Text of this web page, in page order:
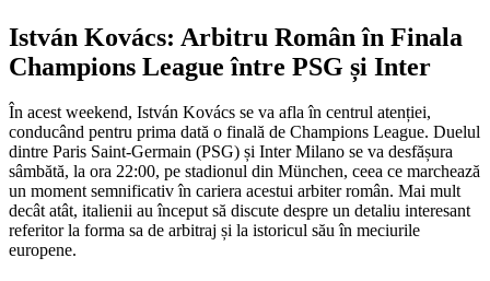
István Kovács: Arbitru Român în Finala
Champions League între PSG și Inter
În acest weekend, István Kovács se va afla în centrul atenției,
conducând pentru prima dată o finală de Champions League. Duelul
dintre Paris Saint-Germain (PSG) și Inter Milano se va desfășura
sâmbătă, la ora 22:00, pe stadionul din München, ceea ce marchează
un moment semnificativ în cariera acestui arbiter român. Mai mult
decât atât, italienii au început să discute despre un detaliu interesant
referitor la forma sa de arbitraj și la istoricul său în meciurile
europene.